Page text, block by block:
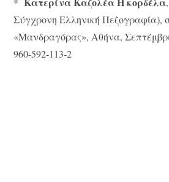
Σύγχρονη Ελληνική Πεζογραφία),
«Mανδραγόρας», Αθήνα,
960-592-113-2